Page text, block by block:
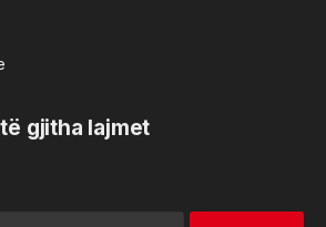
gjitha lajmet